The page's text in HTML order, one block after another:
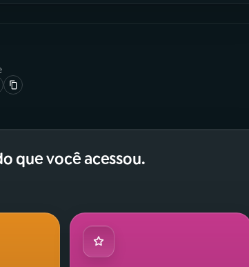
que você acessou.